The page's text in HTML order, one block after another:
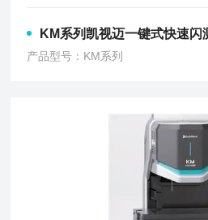
KM系列凯视迈一键式快速闪
产品型号：KM系列